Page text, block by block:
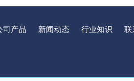
司产品 新闻动态 行业知识 联